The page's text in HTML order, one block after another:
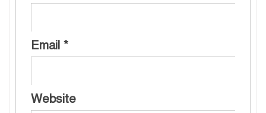
Email *
Website